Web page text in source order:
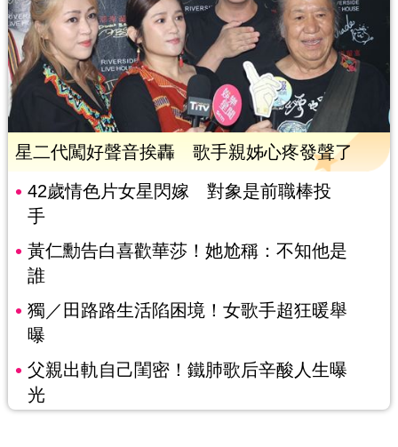
星二代闖好聲音挨轟 歌手親姊心疼發聲了
42歲情色片女星閃嫁 對象是前職棒投
手
黃仁勳告白喜歡華莎！她尬稱：不知他是
誰
獨／田路路生活陷困境！女歌手超狂暖舉
曝
父親出軌自己閨密！鐵肺歌后辛酸人生曝
光